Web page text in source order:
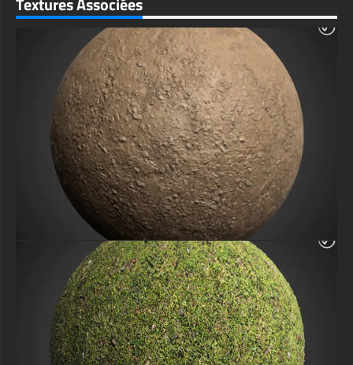
Material, Urban 3D Texture, Realistic Asphalt Download, PBR Specular
& Gloss Maps, Free 4096px Road Texture, Commercial Use 3D Asphalt,
Photorealistic Road Rendering.
textures-3d-gratuiteshd.com